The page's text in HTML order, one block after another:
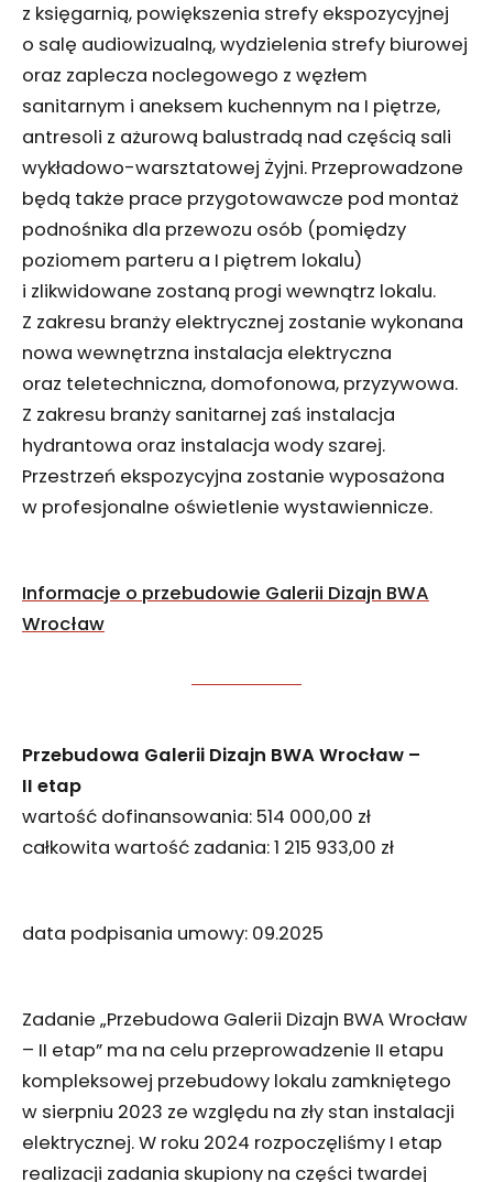
z księgarnią, powiększenia strefy ekspozycyjnej
o salę audiowizualną, wydzielenia strefy biurowej
oraz zaplecza noclegowego z węzłem
sanitarnym i aneksem kuchennym na I piętrze,
antresoli z ażurową balustradą nad częścią sali
wykładowo-warsztatowej Żyjni. Przeprowadzone
będą także prace przygotowawcze pod montaż
podnośnika dla przewozu osób (pomiędzy
poziomem parteru a I piętrem lokalu)
i zlikwidowane zostaną progi wewnątrz lokalu.
Z zakresu branży elektrycznej zostanie wykonana
nowa wewnętrzna instalacja elektryczna
oraz teletechniczna, domofonowa, przyzywowa.
Z zakresu branży sanitarnej zaś instalacja
hydrantowa oraz instalacja wody szarej.
Przestrzeń ekspozycyjna zostanie wyposażona
w profesjonalne oświetlenie wystawiennicze.
Informacje o przebudowie Galerii Dizajn BWA
Wrocław
Przebudowa Galerii Dizajn BWA Wrocław –
II etap
wartość dofinansowania: 514 000,00 zł
całkowita wartość zadania: 1 215 933,00 zł
data podpisania umowy: 09.2025
Zadanie „Przebudowa Galerii Dizajn BWA Wrocław
– II etap” ma na celu przeprowadzenie II etapu
kompleksowej przebudowy lokalu zamkniętego
w sierpniu 2023 ze względu na zły stan instalacji
elektrycznej. W roku 2024 rozpoczęliśmy I etap
realizacji zadania skupiony na części twardej